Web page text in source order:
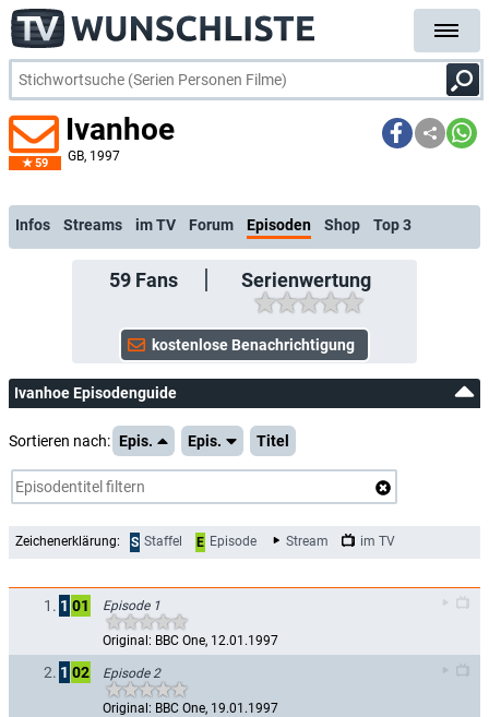
59
Ivanhoe
GB, 1997
Infos Streams im TV Forum Episoden Shop Top 3
59Fans Serienwertung
Ivanhoe Episodenguide
Sortieren nach: Epis. Epis. Titel
Zeichenerklärung: S Staffel E Episode Stream im TV
1. 1 01 Episode 1
Original: BBC One, 12.01.1997
2. 1 02 Episode 2
Original: BBC One, 19.01.1997